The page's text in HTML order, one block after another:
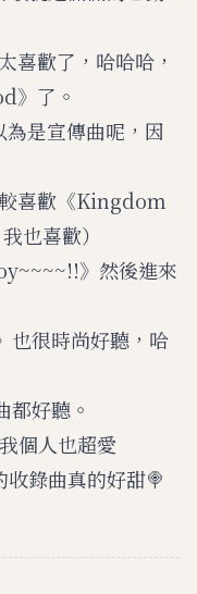
喜歡了，哈哈哈，
》了。
是宣傳曲呢，因
喜歡《Kingdom
也喜歡）
》然後進來
也很時尚好聽，哈
好聽。
個人也超愛
錄曲真的好甜🍭